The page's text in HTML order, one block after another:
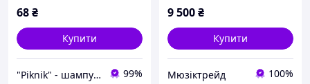
68₴
Купити
"Piknik" - шампури, мангали, коптильні! 99%
9 500₴
Купити
Мюзіктрейд 100%